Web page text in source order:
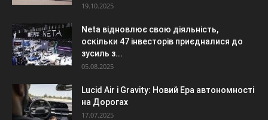
19.10.2025
Neta відновлює свою діяльність,
оскільки 47 інвесторів приєдналися до
зусиль з...
05.08.2025
Lucid Air і Gravity: Новий Ера автономності
на Дорогах
17.07.2025